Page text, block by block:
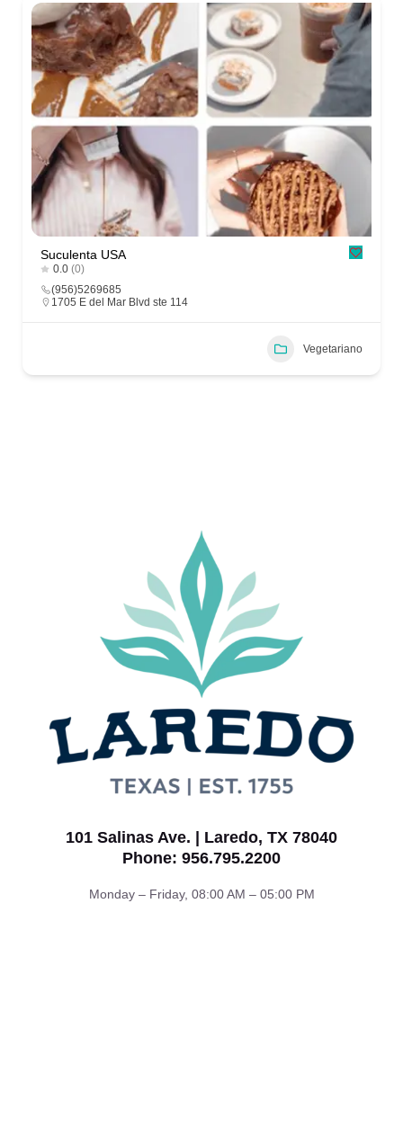
Suculenta USA
0.0 (0)
(956)5269685
1705 E del Mar Blvd ste 114
Vegetariano
101 Salinas Ave. | Laredo, TX 78040
Phone: 956.795.2200
Monday – Friday, 08:00 AM – 05:00 PM